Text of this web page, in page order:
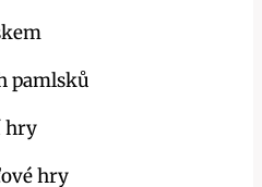
pamlsků
hry
hry